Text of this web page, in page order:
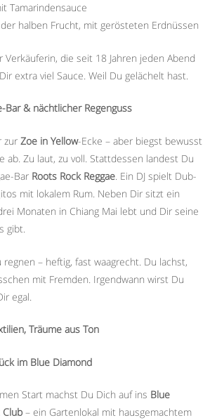
Tamarindensauce
halben Frucht, mit gerösteten Erdnüssen
die seit 18 Jahren jeden Abend
extra viel Sauce. Weil Du gelächelt hast.
Bar & nächtlicher Regenguss
zur Zoe in Yellow-Ecke – aber biegst bewusst
ab. Zu laut, zu voll. Stattdessen landest Du
Bar Roots Rock Reggae. Ein DJ spielt Dub-
mit lokalem Rum. Neben Dir sitzt ein
Monaten in Chiang Mai lebt und Dir seine
gibt.
– heftig, fast waagrecht. Du lachst,
mit Fremden. Irgendwann wirst Du
egal.
Träume aus Ton
im Blue Diamond
Start machst Du Dich auf ins Blue
Club – ein Gartenlokal mit hausgemachtem